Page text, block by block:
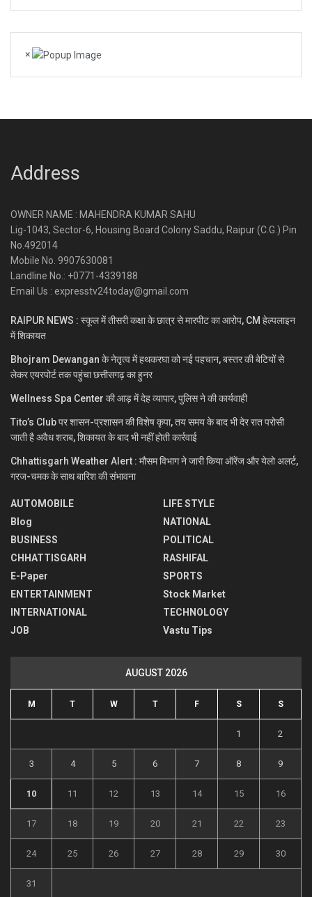
×
Address
OWNER NAME : MAHENDRA KUMAR SAHU
Lig-1043, Sector-6, Housing Board Colony Saddu, Raipur (C.G.) Pin
No.492014
Mobile No. 9907630081
Landline No.: +0771-4339188
Email Us : expresstv24today@gmail.com
RAIPUR NEWS : स्कूल में तीसरी कक्षा के छात्र से मारपीट का आरोप, CM हेल्पलाइन
में शिकायत
Bhojram Dewangan के नेतृत्व में हथकरघा को नई पहचान, बस्तर की बेटियों से
लेकर एयरपोर्ट तक पहुंचा छत्तीसगढ़ का हुनर
Wellness Spa Center की आड़ में देह व्यापार, पुलिस ने की कार्यवाही
Tito’s Club पर शासन-प्रशासन की विशेष कृपा, तय समय के बाद भी देर रात परोसी
जाती है अवैध शराब, शिकायत के बाद भी नहीं होती कार्रवाई
Chhattisgarh Weather Alert : मौसम विभाग ने जारी किया ऑरेंज और येलो अलर्ट,
गरज-चमक के साथ बारिश की संभावना
AUTOMOBILE
Blog
BUSINESS
CHHATTISGARH
E-Paper
ENTERTAINMENT
INTERNATIONAL
JOB
LIFE STYLE
NATIONAL
POLITICAL
RASHIFAL
SPORTS
Stock Market
TECHNOLOGY
Vastu Tips
AUGUST 2026
M T W T F S S
1 2
3 4 5 6 7 8 9
10 11 12 13 14 15 16
17 18 19 20 21 22 23
24 25 26 27 28 29 30
31